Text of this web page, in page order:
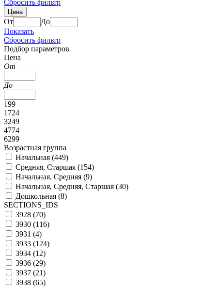
Сбросить фильтр
Цена
От
До
Показать
Сбросить фильтр
Подбор параметров
Цена
От
До
199
1724
3249
4774
6299
Возрастная группа
Начальная (449)
Средняя, Старшая (154)
Начальная, Средняя (9)
Начальная, Средняя, Старшая (30)
Дошкольная (8)
SECTIONS_IDS
3928 (70)
3930 (116)
3931 (4)
3933 (124)
3934 (12)
3936 (29)
3937 (21)
3938 (65)